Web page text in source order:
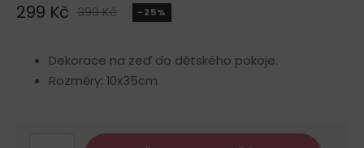
399Kč
Původní
byla:
299 Kč
Aktuální
-25%
Dekorace na zeď do dětského pokoje.
Rozměry: 10x35cm